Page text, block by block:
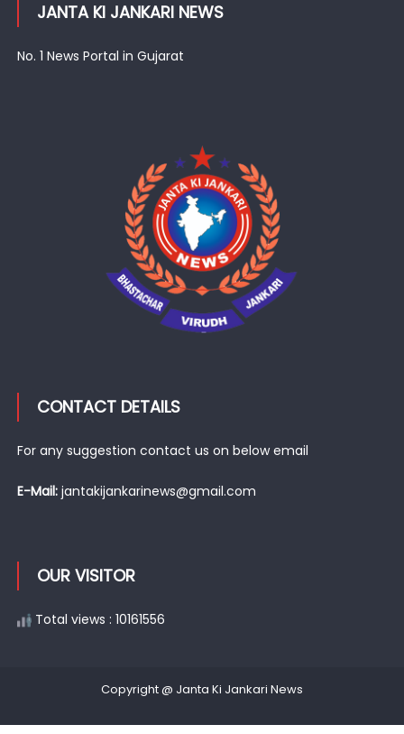
JANTA KI JANKARI NEWS
No. 1 News Portal in Gujarat
CONTACT DETAILS
For any suggestion contact us on below email
E-Mail: jantakijankarinews@gmail.com
OUR VISITOR
Total views : 10161556
Copyright @ Janta Ki Jankari News